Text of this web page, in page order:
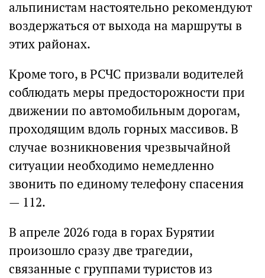
альпинистам настоятельно рекомендуют
воздержаться от выхода на маршруты в
этих районах.
Кроме того, в РСЧС призвали водителей
соблюдать меры предосторожности при
движении по автомобильным дорогам,
проходящим вдоль горных массивов. В
случае возникновения чрезвычайной
ситуации необходимо немедленно
звонить по единому телефону спасения
— 112.
В апреле 2026 года в горах Бурятии
произошло сразу две трагедии,
связанные с группами туристов из